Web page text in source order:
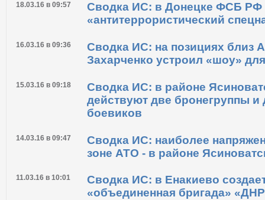
18.03.16 в 09:57
Сводка ИС: в Донецке ФСБ РФ
«антитеррористический
16.03.16 в 09:36
Сводка ИС: на позициях близ
Захарченко устроил «шоу»
15.03.16 в 09:18
Сводка ИС: в районе
действуют две бронегруппы и
боевиков
14.03.16 в 09:47
Сводка ИС: наиболее
зоне АТО - в районе
11.03.16 в 10:01
Сводка ИС: в Енакиево
«объединенная бригада»